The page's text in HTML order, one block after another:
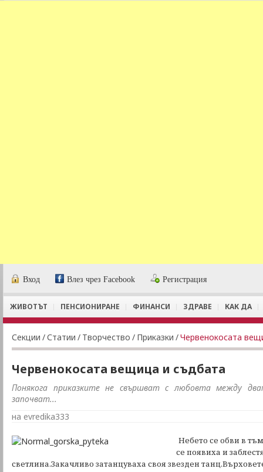
Вход Влез чрез Facebook Регистрация
ЖИВОТЪТ ПЕНСИОНИРАНЕ ФИНАНСИ ЗДРАВЕ КАК ДА
Секции /Статии / Творчество / Приказки /Червенокосата
Червенокосата вещица и съдбата
Понякога приказките не свършват с любовта между
започват...
на evredika333
Небето се обви в
се появиха и
светлина.Закачливо затанцуваха своя звезден